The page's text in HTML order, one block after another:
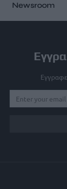
Newsroom